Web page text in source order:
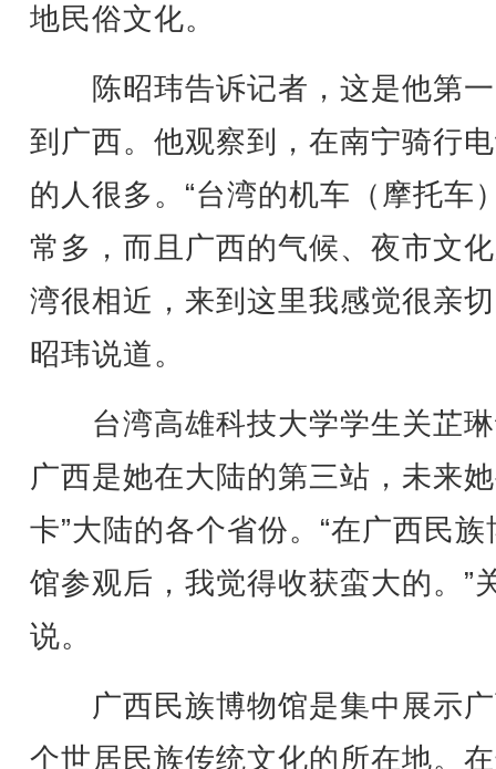
地民俗文化。
陈昭玮告诉记者，这是他第
到广西。他观察到，在南宁骑行
的人很多。“台湾的机车（摩托车
常多，而且广西的气候、夜市文
湾很相近，来到这里我感觉很亲
昭玮说道。
台湾高雄科技大学学生关芷
广西是她在大陆的第三站，未来
卡”大陆的各个省份。“在广西民族
馆参观后，我觉得收获蛮大的。”
说。
广西民族博物馆是集中展示
个世居民族传统文化的所在地。